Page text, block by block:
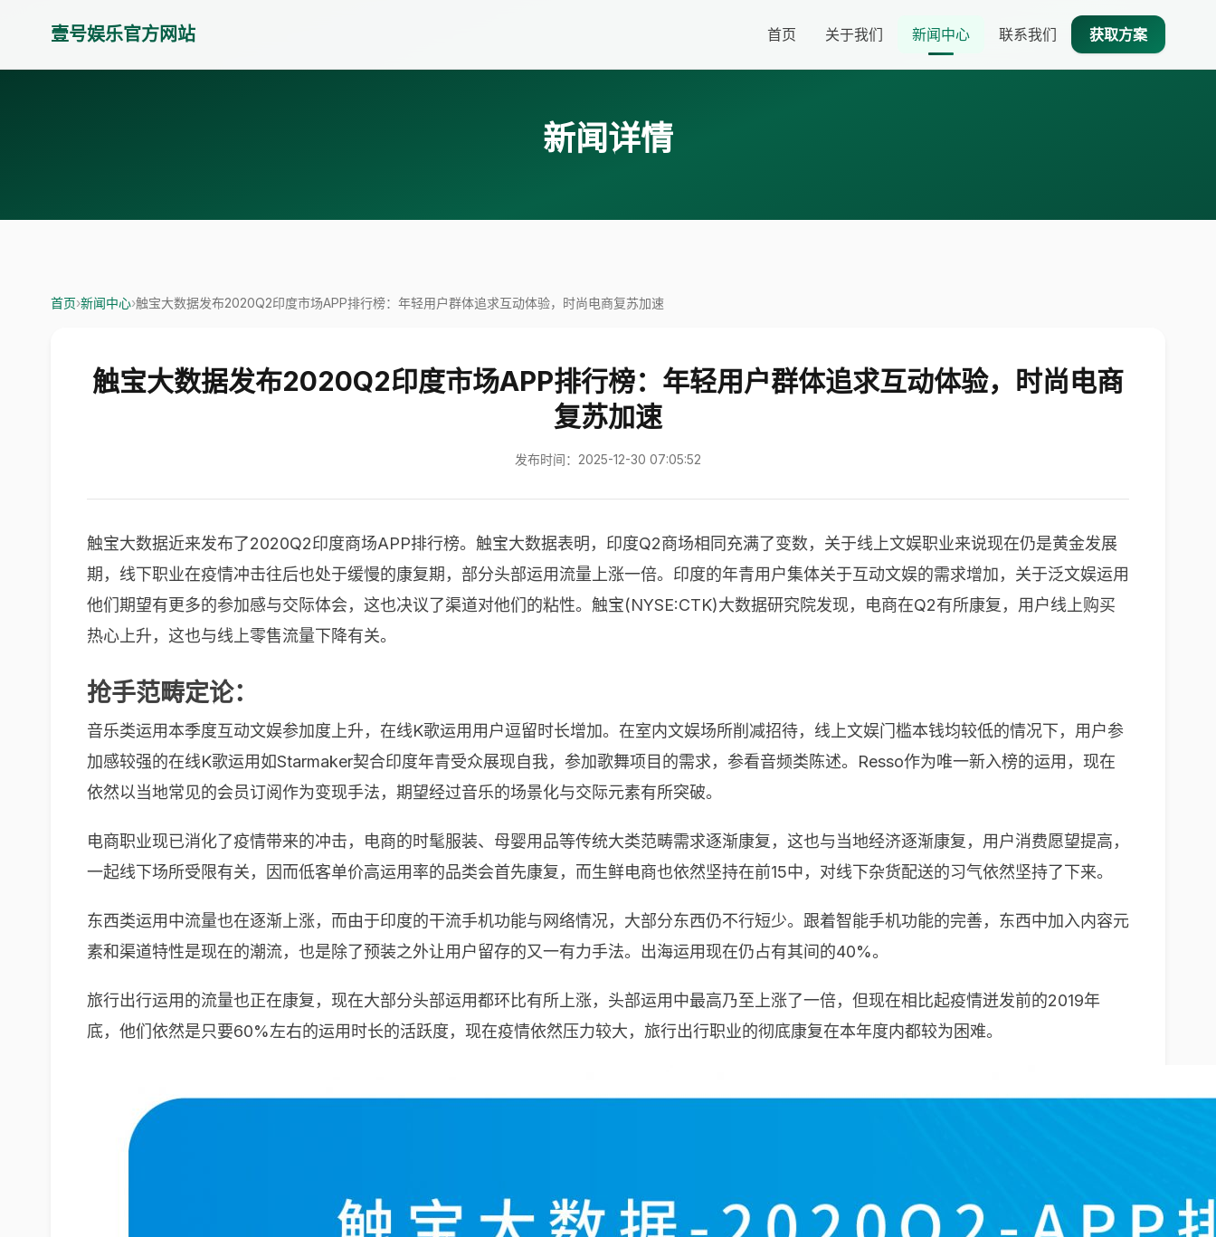
壹号娱乐官方网站 首页 关于我们 新闻中心 联系我们 获取方案
新闻详情
首页›新闻中心›触宝大数据发布2020Q2印度市场APP排行榜：年轻用户群体追求互动体验，时尚电商复苏加速
触宝大数据发布2020Q2印度市场APP排行榜：年轻用户群体追求互动体验，时尚电商
复苏加速
发布时间：2025-12-30 07:05:52
触宝大数据近来发布了2020Q2印度商场APP排行榜。触宝大数据表明，印度Q2商场相同充满了变数，关于线上文娱职业来说现在仍是黄金发展
期，线下职业在疫情冲击往后也处于缓慢的康复期，部分头部运用流量上涨一倍。印度的年青用户集体关于互动文娱的需求增加，关于泛文娱运用
他们期望有更多的参加感与交际体会，这也决议了渠道对他们的粘性。触宝(NYSE:CTK)大数据研究院发现，电商在Q2有所康复，用户线上购买
热心上升，这也与线上零售流量下降有关。
抢手范畴定论：
音乐类运用本季度互动文娱参加度上升，在线K歌运用用户逗留时长增加。在室内文娱场所削减招待，线上文娱门槛本钱均较低的情况下，用户参
加感较强的在线K歌运用如Starmaker契合印度年青受众展现自我，参加歌舞项目的需求，参看音频类陈述。Resso作为唯一新入榜的运用，现在
依然以当地常见的会员订阅作为变现手法，期望经过音乐的场景化与交际元素有所突破。
电商职业现已消化了疫情带来的冲击，电商的时髦服装、母婴用品等传统大类范畴需求逐渐康复，这也与当地经济逐渐康复，用户消费愿望提高，
一起线下场所受限有关，因而低客单价高运用率的品类会首先康复，而生鲜电商也依然坚持在前15中，对线下杂货配送的习气依然坚持了下来。
东西类运用中流量也在逐渐上涨，而由于印度的干流手机功能与网络情况，大部分东西仍不行短少。跟着智能手机功能的完善，东西中加入内容元
素和渠道特性是现在的潮流，也是除了预装之外让用户留存的又一有力手法。出海运用现在仍占有其间的40%。
旅行出行运用的流量也正在康复，现在大部分头部运用都环比有所上涨，头部运用中最高乃至上涨了一倍，但现在相比起疫情迸发前的2019年
底，他们依然是只要60%左右的运用时长的活跃度，现在疫情依然压力较大，旅行出行职业的彻底康复在本年度内都较为困难。